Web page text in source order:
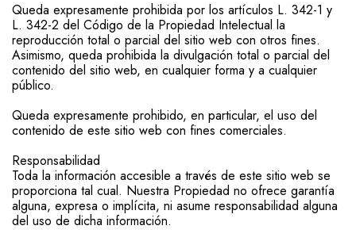
Queda expresamente prohibida por los artículos L. 342-1 y
L. 342-2 del Código de la Propiedad Intelectual la
reproducción total o parcial del sitio web con otros fines.
Asimismo, queda prohibida la divulgación total o parcial del
contenido del sitio web, en cualquier forma y a cualquier
público.
Queda expresamente prohibido, en particular, el uso del
contenido de este sitio web con fines comerciales.
Responsabilidad
Toda la información accesible a través de este sitio web se
proporciona tal cual. Nuestra Propiedad no ofrece garantía
alguna, expresa o implícita, ni asume responsabilidad alguna
del uso de dicha información.